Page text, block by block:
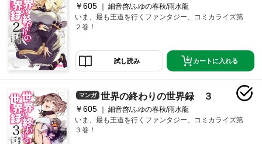
￥605
細音啓/ふゆの春秋/雨水龍
いま、最も王道を行くファンタジー、コミカライズ第
２巻！
試し読み カートに入れる
マンガ 世界の終わりの世界録 ３
￥605
細音啓/ふゆの春秋/雨水龍
いま、最も王道を行くファンタジー、コミカライズ第
３巻！